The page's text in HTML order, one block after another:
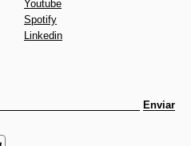
Youtube
Spotify
Linkedin
Enviar